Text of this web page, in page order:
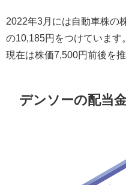
2022年3月には自動車株の
の10,185円をつけています。
現在は株価7,500円前後を
デンソーの配当